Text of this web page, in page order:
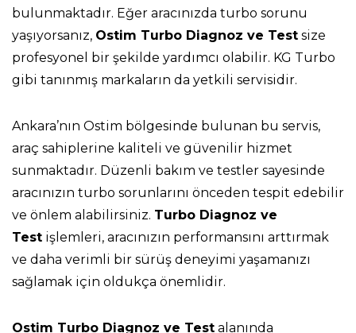
bulunmaktadır. Eğer aracınızda turbo sorunu
yaşıyorsanız, Ostim Turbo Diagnoz ve Test size
profesyonel bir şekilde yardımcı olabilir. KG Turbo
gibi tanınmış markaların da yetkili servisidir.
Ankara’nın Ostim bölgesinde bulunan bu servis,
araç sahiplerine kaliteli ve güvenilir hizmet
sunmaktadır. Düzenli bakım ve testler sayesinde
aracınızın turbo sorunlarını önceden tespit edebilir
ve önlem alabilirsiniz. Turbo Diagnoz ve
Test işlemleri, aracınızın performansını arttırmak
ve daha verimli bir sürüş deneyimi yaşamanızı
sağlamak için oldukça önemlidir.
Ostim Turbo Diagnoz ve Test alanında